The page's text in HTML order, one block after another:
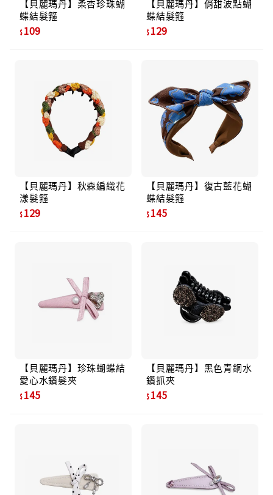
【貝麗瑪丹】柔杏珍珠蝴
蝶結髮箍
109
【貝麗瑪丹】俏甜波點蝴
蝶結髮箍
129
【貝麗瑪丹】秋森編織花
漾髮箍
129
【貝麗瑪丹】復古藍花蝴
蝶結髮箍
145
【貝麗瑪丹】珍珠蝴蝶結
愛心水鑽髮夾
145
【貝麗瑪丹】黑色青銅水
鑽抓夾
145